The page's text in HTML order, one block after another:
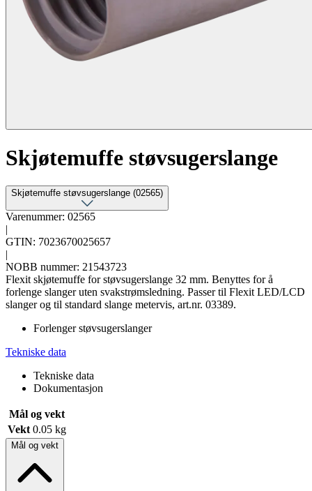
Skjøtemuffe støvsugerslange
Skjøtemuffe støvsugerslange (02565)
Varenummer: 02565
|
GTIN: 7023670025657
|
NOBB nummer: 21543723
Flexit skjøtemuffe for støvsugerslange 32 mm. Benyttes for å
forlenge slanger uten svakstrømsledning. Passer til Flexit LED/LCD
slanger og til standard slange metervis, art.nr. 03389.
Forlenger støvsugerslanger
Tekniske data
Tekniske data
Dokumentasjon
Mål og vekt
Vekt 0.05 kg
Mål og vekt